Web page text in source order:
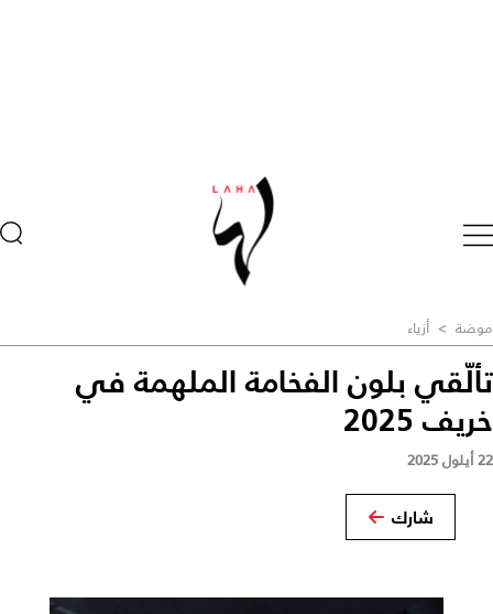
موضة > أزياء
تألّقي بلون الفخامة الملهمة في
خريف 2025
22 أيلول 2025
شارك